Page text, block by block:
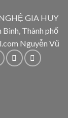
GIA HUY
Thành phố
Nguyễn Vũ